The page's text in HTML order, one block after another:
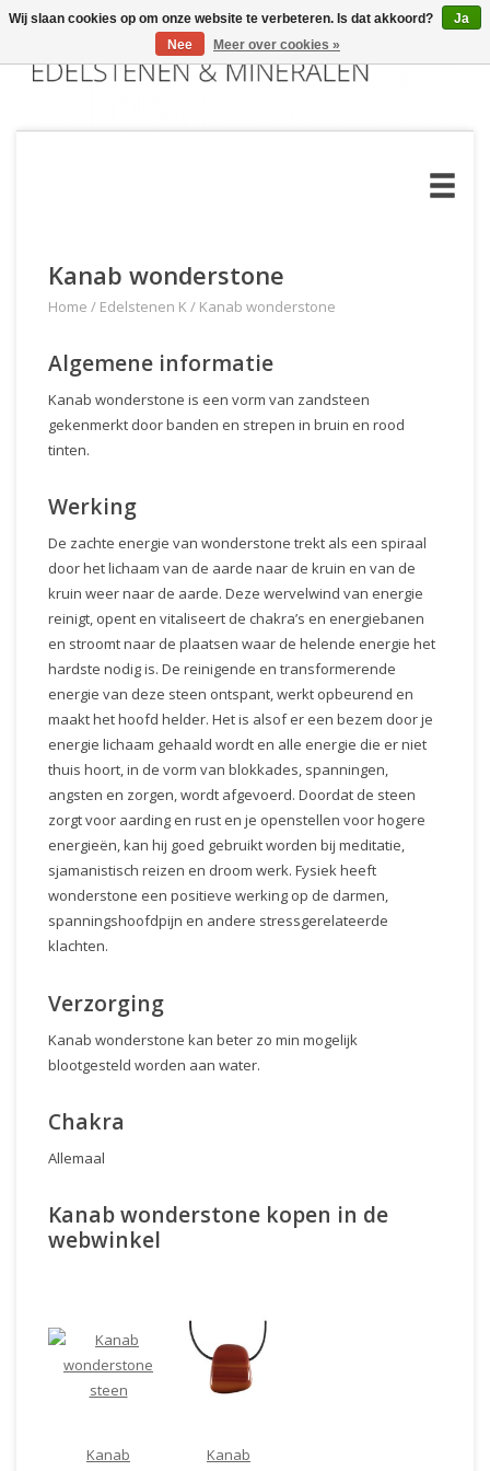
Kanab wonderstone
Home / Edelstenen K / Kanab wonderstone
Algemene informatie
Kanab wonderstone is een vorm van zandsteen
gekenmerkt door banden en strepen in bruin en rood
tinten.
Werking
De zachte energie van wonderstone trekt als een spiraal
door het lichaam van de aarde naar de kruin en van de
kruin weer naar de aarde. Deze wervelwind van energie
reinigt, opent en vitaliseert de chakra’s en energiebanen
en stroomt naar de plaatsen waar de helende energie het
hardste nodig is. De reinigende en transformerende
energie van deze steen ontspant, werkt opbeurend en
maakt het hoofd helder. Het is alsof er een bezem door je
energie lichaam gehaald wordt en alle energie die er niet
thuis hoort, in de vorm van blokkades, spanningen,
angsten en zorgen, wordt afgevoerd. Doordat de steen
zorgt voor aarding en rust en je openstellen voor hogere
energieën, kan hij goed gebruikt worden bij meditatie,
sjamanistisch reizen en droom werk. Fysiek heeft
wonderstone een positieve werking op de darmen,
spanningshoofdpijn en andere stressgerelateerde
klachten.
Verzorging
Kanab wonderstone kan beter zo min mogelijk
blootgesteld worden aan water.
Chakra
Allemaal
Kanab wonderstone kopen in de
webwinkel
Kanab
Kanab
Wij slaan cookies op om onze website te verbeteren. Is dat akkoord?
Ja
Nee
Meer over cookies »